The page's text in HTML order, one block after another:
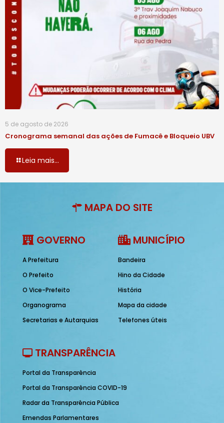
5 de agosto de 2026
Cronograma semanal das ações de Fumacê e Bloqueio UBV
Leia mais...
MAPA DO SITE
GOVERNO
A Prefeitura
O Prefeito
O Vice-Prefeito
Organograma
Secretarias e Autarquias
MUNICÍPIO
Bandeira
Hino da Cidade
História
Mapa da cidade
Telefones úteis
TRANSPARÊNCIA
Portal da Transparência
Portal da Transparência COVID-19
Radar da Transparência Pública
Emendas Parlamentares